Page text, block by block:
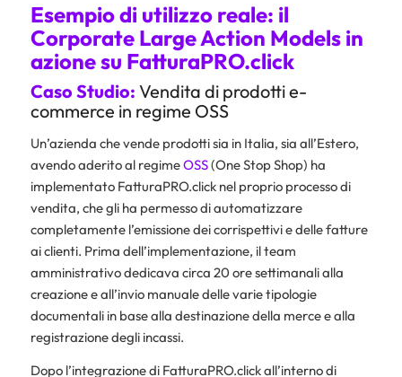
Esempio di utilizzo reale: il
Corporate Large Action Models in
azione su FatturaPRO.click
Caso Studio: Vendita di prodottie-
commerce in regime OSS
Un’azienda che vende prodotti sia in Italia, sia all’Estero,
avendo aderito al regimeOSS(One Stop Shop) ha
implementato FatturaPRO.click nel proprio processo di
vendita, che gli ha permesso di automatizzare
completamente l’emissione dei corrispettivi e delle fatture
ai clienti. Prima dell’implementazione, il team
amministrativo dedicava circa 20 ore settimanali alla
creazione e all’invio manuale delle varie tipologie
documentali in base alla destinazione della merce e alla
registrazione degli incassi.
Dopo l’integrazione di FatturaPRO.click all’interno di